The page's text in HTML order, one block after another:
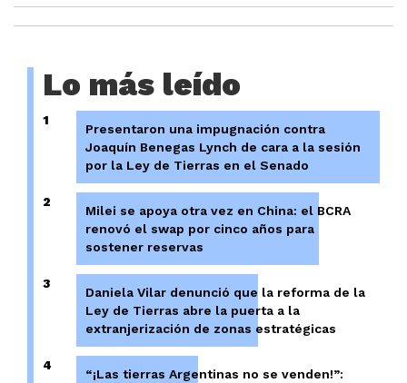
Lo más leído
1
Presentaron una impugnación contra
Joaquín Benegas Lynch de cara a la sesión
por la Ley de Tierras en el Senado
2
Milei se apoya otra vez en China: el BCRA
renovó el swap por cinco años para
sostener reservas
3
Daniela Vilar denunció que la reforma de la
Ley de Tierras abre la puerta a la
extranjerización de zonas estratégicas
4
“¡Las tierras Argentinas no se venden!”: